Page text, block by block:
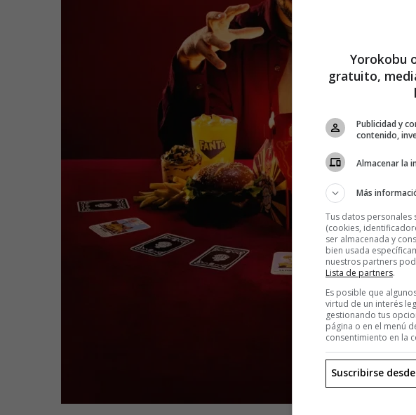
Yorokobu
gratuito,
Publicidad y
contenido,
Almacenar la
Más
Tus datos personales
(cookies,
ser almacenada y
bien usada
nuestros partners
Lista de partners.
Es posible que
virtud de un interés
gestionando tus
página o en el menú
consentimiento en la
Suscribirse